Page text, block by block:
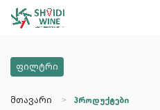
ფილტრი
მთავარი პროდუქტები